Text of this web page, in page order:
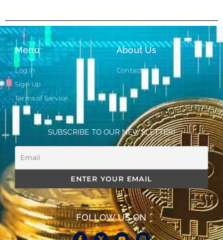
Menu
Log in
Sign Up
Terms of Service
About Us
Contact
SUBSCRIBE TO OUR NEWSLETTER!
FOLLOW US ON